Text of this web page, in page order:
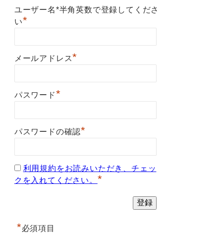
ユーザー名*半角英数で登録してくださ
い*
メールアドレス*
パスワード*
パスワードの確認*
利用規約をお読みいただき、チェッ
クを入れてください。 *
*必須項目